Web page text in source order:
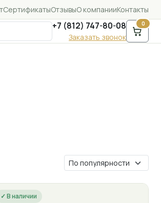
СертификатыОтзывыО компанииКонтакты
+7 (812) 747-80-08
Заказать звонок
0
✓ В наличии